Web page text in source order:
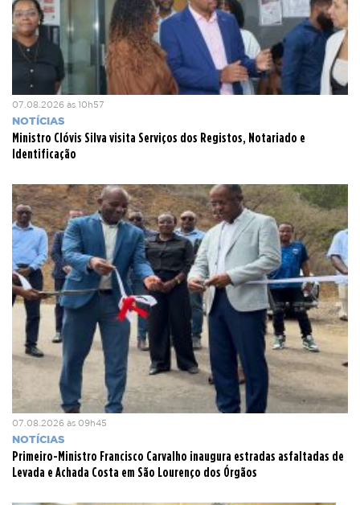
07.08.2026 às 10h57
NOTÍCIAS
Ministro Clóvis Silva visita Serviços dos Registos, Notariado e
Identificação
07.08.2026 às 09h45
NOTÍCIAS
Primeiro-Ministro Francisco Carvalho inaugura estradas asfaltadas de
Levada e Achada Costa em São Lourenço dos Órgãos